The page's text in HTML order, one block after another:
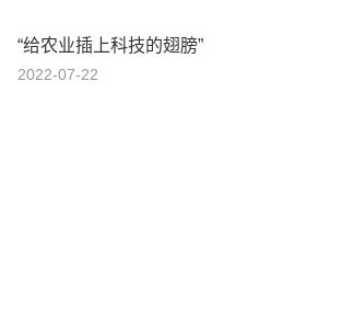
“给农业插上科技的翅膀”
2022-07-22